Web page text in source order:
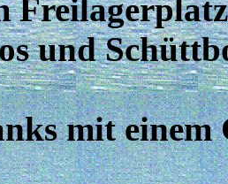
und
mit einem